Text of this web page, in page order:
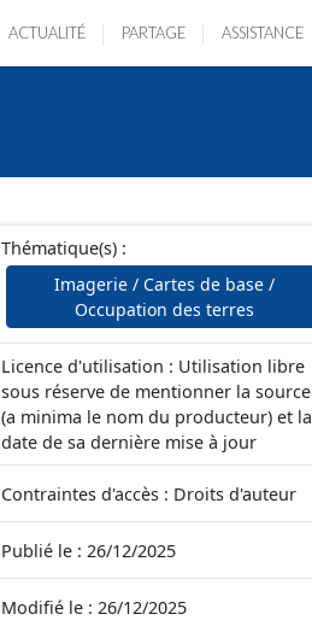
ACTUALITÉ PARTAGE ASSISTANCE
Thématique(s) :
Imagerie / Cartes de base /
Occupation des terres
Licence d'utilisation : Utilisation libre
sous réserve de mentionner la source
(a minima le nom du producteur) et la
date de sa dernière mise à jour
Contraintes d'accès : Droits d'auteur
Publié le : 26/12/2025
Modifié le : 26/12/2025